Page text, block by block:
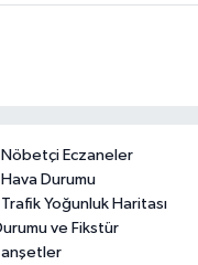
Nöbetçi Eczaneler
Hava Durumu
Trafik Yoğunluk Haritası
ve Fikstür